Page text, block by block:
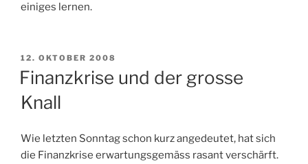
einiges lernen.
VERÖFFENTLICHT
AM
12. OKTOBER 2008
Finanzkrise und der grosse
Knall
Wie letzten Sonntag schon kurz angedeutet, hat sich
die Finanzkrise erwartungsgemäss rasant verschärft.